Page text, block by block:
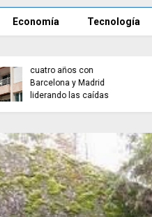
Economía Tecnología
Cadena perpetua para el
autor del atropello mortal
de Múnich